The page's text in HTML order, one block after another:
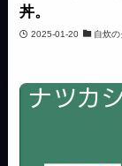
丼。
2025-01-20 自炊